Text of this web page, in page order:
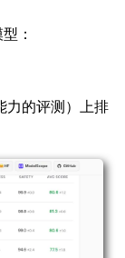
：
力的评测）上排